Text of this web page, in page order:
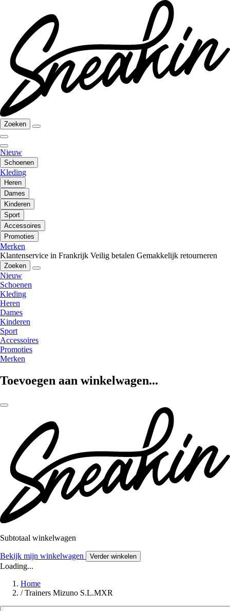
Zoeken
Nieuw
Schoenen
Kleding
Heren
Dames
Kinderen
Sport
Accessoires
Promoties
Merken
Klantenservice in Frankrijk Veilig betalen Gemakkelijk retourneren
Zoeken
Nieuw
Schoenen
Kleding
Heren
Dames
Kinderen
Sport
Accessoires
Promoties
Merken
Toevoegen aan winkelwagen...
Subtotaal winkelwagen
Bekijk mijn winkelwagen Verder winkelen
Loading...
Home
/ Trainers Mizuno S.L.MXR